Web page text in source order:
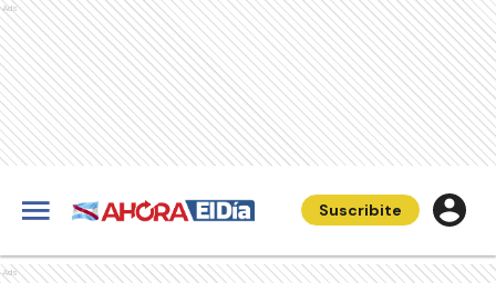
Ads
Suscribite
Ads